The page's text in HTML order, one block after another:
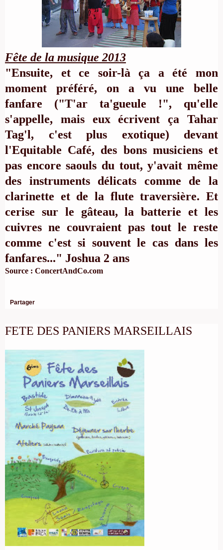
Fête de la musique 2013
"Ensuite, et ce soir-là ça a été mon
moment préféré, on a vu une belle
fanfare ("T'ar ta'gueule !", qu'elle
s'appelle, mais eux écrivent ça Tahar
Tag'l, c'est plus exotique) devant
l'Equitable Café, des bons musiciens et
pas encore saouls du tout, y'avait même
des instruments délicats comme de la
clarinette et de la flute traversière. Et
cerise sur le gâteau, la batterie et les
cuivres ne couvraient pas tout le reste
comme c'est si souvent le cas dans les
fanfares..." Joshua 2 ans
Source : ConcertAndCo.com
Partager
FETE DES PANIERS MARSEILLAIS